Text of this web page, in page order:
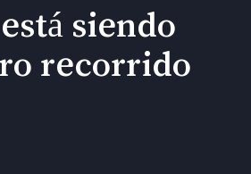
siendo
recorrido